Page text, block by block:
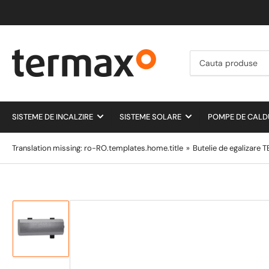
produse
SISTEME DE INCALZIRE SISTEME SOLARE POMPE DE
Translation missing: ro-RO.templates.home.title » Butelie de egalizare
Incarca